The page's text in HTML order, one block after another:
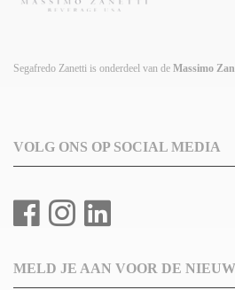
Segafredo Zanetti is onderdeel van de Massimo
VOLG ONS OP SOCIAL MEDIA
MELD JE AAN VOOR DE